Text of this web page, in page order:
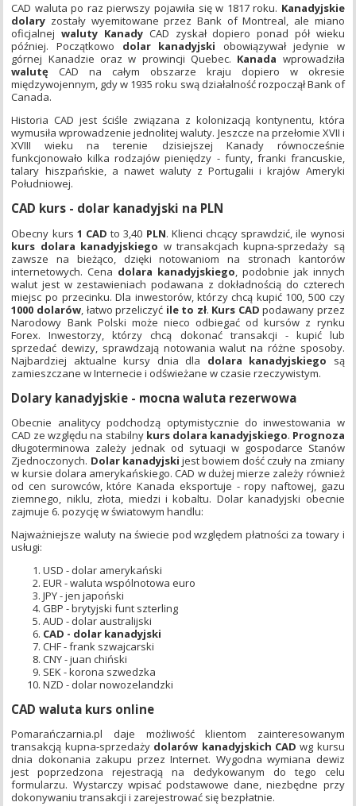
CAD waluta po raz pierwszy pojawiła się w 1817 roku. Kanadyjskie
dolary zostały wyemitowane przez Bank of Montreal, ale miano
oficjalnejwaluty Kanady CAD zyskał dopiero ponad pół wieku
później. Początkowo dolar kanadyjski obowiązywał jedynie w
górnej Kanadzie oraz w prowincji Quebec. Kanada wprowadziła
walutę CAD na całym obszarze kraju dopiero w okresie
międzywojennym, gdy w 1935 roku swą działalność rozpoczął Bank of
Canada.
Historia CAD jest ściśle związana z kolonizacją kontynentu, która
wymusiła wprowadzenie jednolitej waluty. Jeszcze na przełomie XVII i
XVIII wieku na terenie dzisiejszej Kanady równocześnie
funkcjonowało kilka rodzajów pieniędzy - funty, franki francuskie,
talary hiszpańskie, a nawet waluty z Portugalii i krajów Ameryki
Południowej.
CAD kurs - dolar kanadyjski na PLN
Obecny kurs 1 CAD to 3,40 PLN. Klienci chcący sprawdzić, ile wynosi
kurs dolara kanadyjskiego w transakcjach kupna-sprzedaży są
zawsze na bieżąco, dzięki notowaniom na stronach kantorów
internetowych. Cena dolara kanadyjskiego, podobnie jak innych
walut jest w zestawieniach podawana z dokładnością do czterech
miejsc po przecinku. Dla inwestorów, którzy chcą kupić 100, 500 czy
1000 dolarów, łatwo przeliczyć ile to zł. Kurs CAD podawany przez
Narodowy Bank Polski może nieco odbiegać od kursów z rynku
Forex. Inwestorzy, którzy chcą dokonać transakcji - kupić lub
sprzedać dewizy, sprawdzają notowania walut na różne sposoby.
Najbardziej aktualne kursy dnia dla dolara kanadyjskiego są
zamieszczane w Internecie i odświeżane w czasie rzeczywistym.
Dolary kanadyjskie - mocna waluta rezerwowa
Obecnie analitycy podchodzą optymistycznie do inwestowania w
CAD ze względu na stabilny kurs dolara kanadyjskiego. Prognoza
długoterminowa zależy jednak od sytuacji w gospodarce Stanów
Zjednoczonych. Dolar kanadyjski jest bowiem dość czuły na zmiany
w kursie dolara amerykańskiego. CAD w dużej mierze zależy również
od cen surowców, które Kanada eksportuje - ropy naftowej, gazu
ziemnego, niklu, złota, miedzi i kobaltu. Dolar kanadyjski obecnie
zajmuje 6. pozycję w światowym handlu:
Najważniejsze waluty na świecie pod względem płatności za towary i
usługi:
USD - dolar amerykański
EUR - waluta wspólnotowa euro
JPY - jen japoński
GBP - brytyjski funt szterling
AUD - dolar australijski
CAD - dolar kanadyjski
CHF - frank szwajcarski
CNY - juan chiński
SEK - korona szwedzka
NZD - dolar nowozelandzki
CAD waluta kurs online
Pomarańczarnia.pl daje możliwość klientom zainteresowanym
transakcją kupna-sprzedaży dolarów kanadyjskich CAD wg kursu
dnia dokonania zakupu przez Internet. Wygodna wymiana dewiz
jest poprzedzona rejestracją na dedykowanym do tego celu
formularzu. Wystarczy wpisać podstawowe dane, niezbędne przy
dokonywaniu transakcji i zarejestrować się bezpłatnie.